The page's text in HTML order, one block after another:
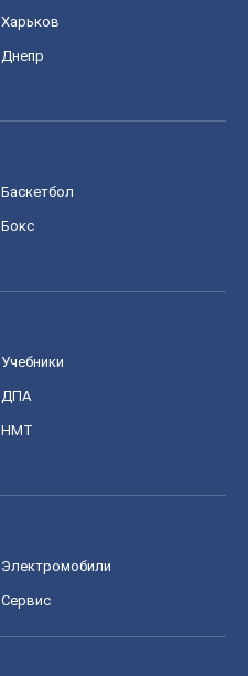
Харьков
Днепр
Баскетбол
Бокс
Учебники
ДПА
НМТ
Электромобили
Сервис